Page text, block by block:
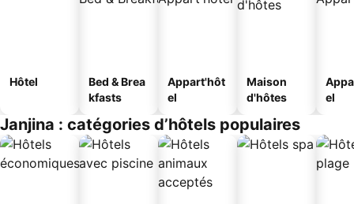
Hôtel
Bed & Brea
kfasts
Appart'hôt
el
Maison
d'hôtes
el
Janjina : catégories d’hôtels populaires